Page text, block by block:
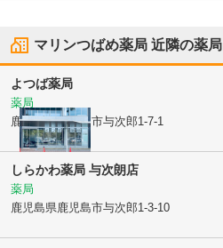
マリンつばめ薬局 近隣の薬局
よつば薬局
薬局
鹿児島県鹿児島市与次郎1-7-1
しらかわ薬局 与次朗店
薬局
鹿児島県鹿児島市与次郎1-3-10